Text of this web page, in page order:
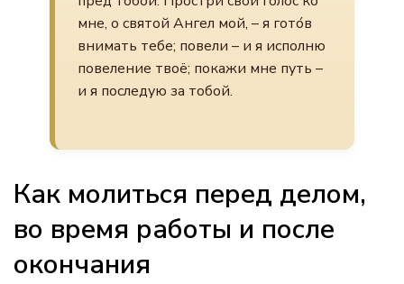
мне, о святой Ангел мой, – я гото́в
внимать тебе; повели – и я исполню
повеление твоё; покажи мне путь –
и я последую за тобой.
Как молиться перед делом,
во время работы и после
окончания